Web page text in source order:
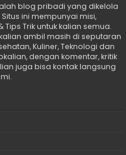
blog pribadi yang dikelola
ini mempunyai misi,
Trik untuk kalian semua.
ambil masih di seputaran
Kuliner, Teknologi dan
dengan komentar, kritik
juga bisa kontak langsung